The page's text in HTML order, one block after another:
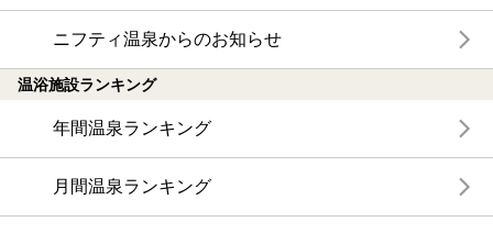
ニフティ温泉からのお知らせ
温浴施設ランキング
年間温泉ランキング
月間温泉ランキング